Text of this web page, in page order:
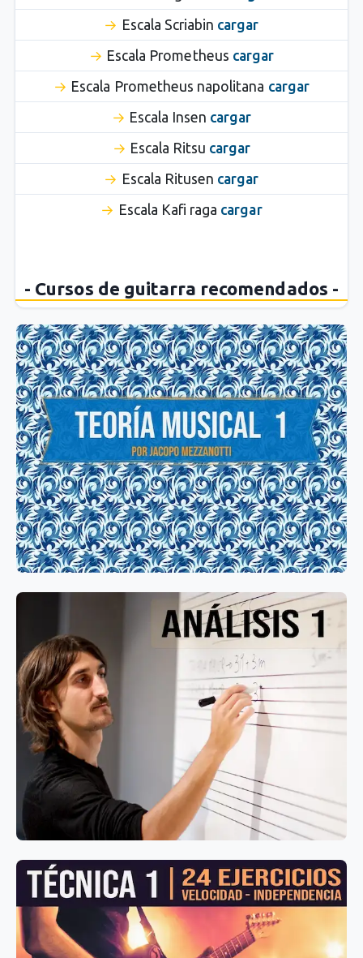
Escala Scriabin cargar
Escala Prometheus cargar
Escala Prometheus napolitana cargar
Escala Insen cargar
Escala Ritsu cargar
Escala Ritusen cargar
Escala Kafi raga cargar
- Cursos de guitarra recomendados -